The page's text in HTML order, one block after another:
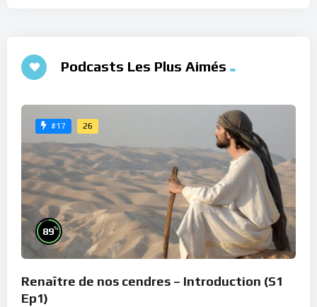
Podcasts Les Plus Aimés
#17 26
89%
Renaître de nos cendres – Introduction (S1
Ep1)